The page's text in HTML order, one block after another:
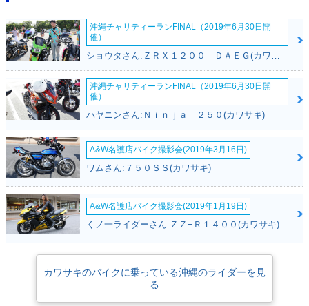
沖縄チャリティーランFINAL（2019年6月30日開
催）
沖縄チャリティーランFINAL（2019年6月30日開
催）
ハヤニンさん:Ｎｉｎｊａ ２５０(カワサキ)
A&W名護店バイク撮影会(2019年3月16日)
ワムさん:７５０ＳＳ(カワサキ)
A&W名護店バイク撮影会(2019年1月19日)
くノ一ライダーさん:ＺＺ−Ｒ１４００(カワサキ)
カワサキのバイクに乗っている沖縄のライダーを見
る